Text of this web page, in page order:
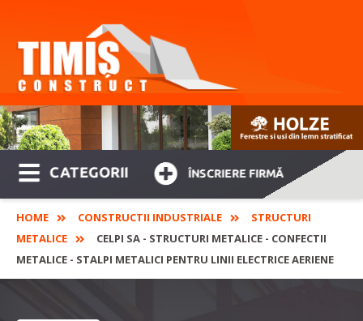
CATEGORII ÎNSCRIERE FIRMĂ
HOME CONSTRUCTII INDUSTRIALE
STRUCTURI
METALICE
CELPI SA - STRUCTURI METALICE - CONFECTII
METALICE - STALPI METALICI PENTRU LINII ELECTRICE AERIENE